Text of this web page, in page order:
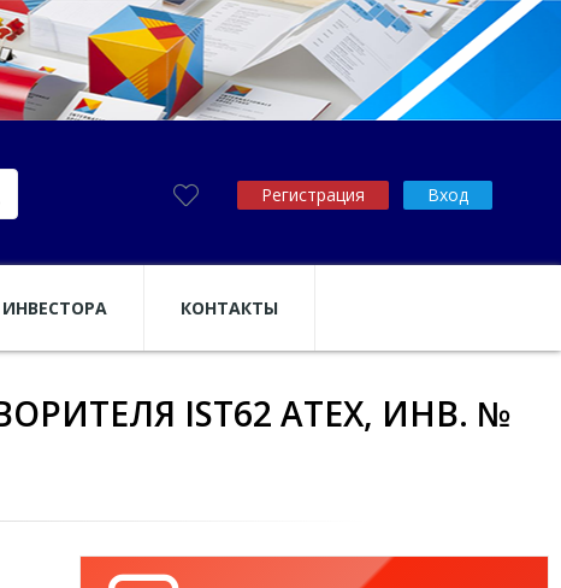
Регистрация Вход
КОНТАКТЫ
IST62 ATEX, ИНВ. №